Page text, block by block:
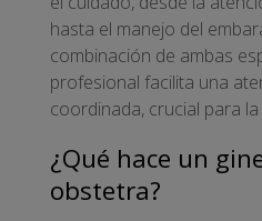
hasta el manejo del
combinación de ambas
profesional facilita una
coordinada, crucial para
¿Qué hace un
obstetra?